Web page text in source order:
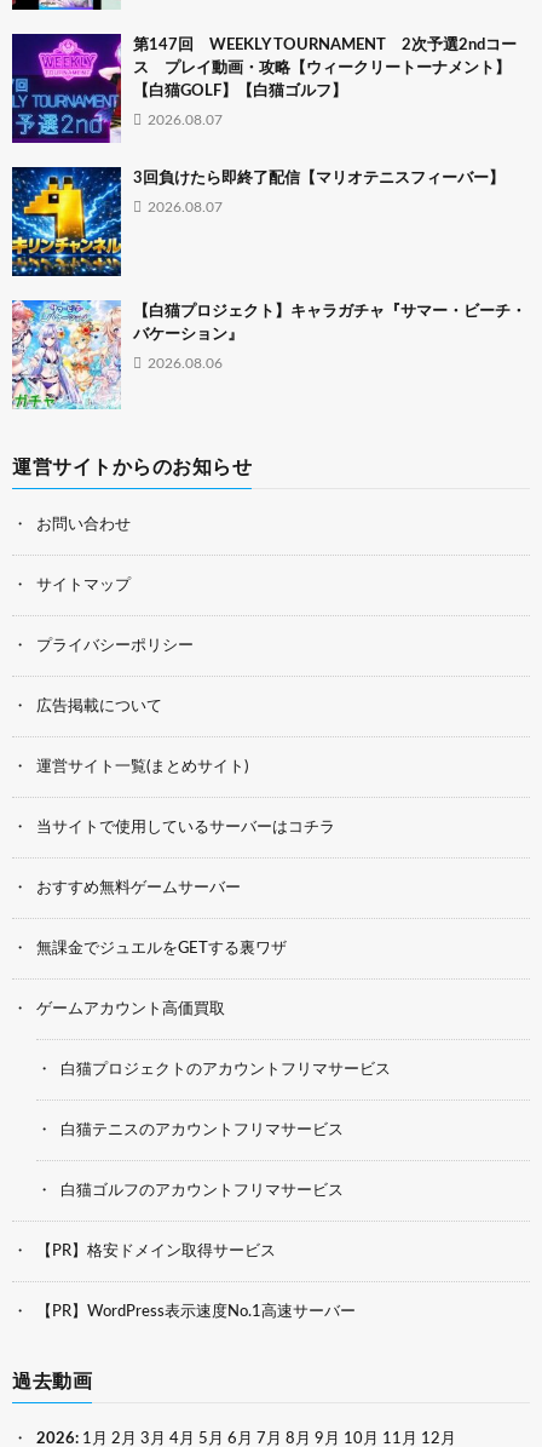
第147回 WEEKLY TOURNAMENT 2次予選2ndコー
ス プレイ動画・攻略【ウィークリートーナメント】
【白猫GOLF】【白猫ゴルフ】
2026.08.07
3回負けたら即終了配信【マリオテニスフィーバー】
2026.08.07
【白猫プロジェクト】キャラガチャ『サマー・ビーチ・
バケーション』
2026.08.06
運営サイトからのお知らせ
お問い合わせ
サイトマップ
プライバシーポリシー
広告掲載について
運営サイト一覧(まとめサイト)
当サイトで使用しているサーバーはコチラ
おすすめ無料ゲームサーバー
無課金でジュエルをGETする裏ワザ
ゲームアカウント高価買取
白猫プロジェクトのアカウントフリマサービス
白猫テニスのアカウントフリマサービス
白猫ゴルフのアカウントフリマサービス
【PR】格安ドメイン取得サービス
【PR】WordPress表示速度No.1高速サーバー
過去動画
2026: 1月 2月 3月 4月 5月 6月 7月 8月 9月 10月 11月 12月